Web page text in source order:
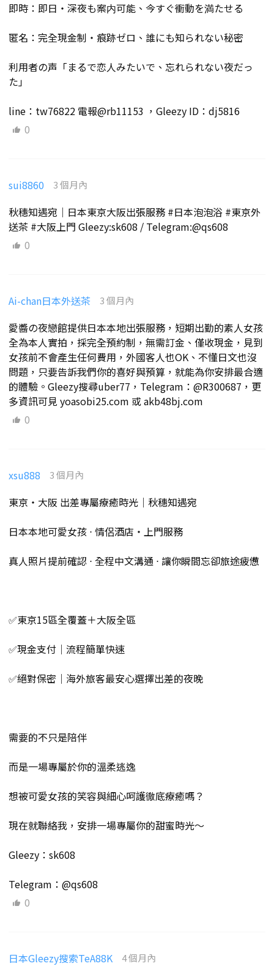
即時：即日・深夜も案内可能、今すぐ衝動を満たせる
匿名：完全現金制・痕跡ゼロ、誰にも知られない秘密
利用者の声「まるで恋人みたいで、忘れられない夜だっ
た」
line：tw76822 電報@rb11153 ，Gleezy ID：dj5816
0
sui8860 3 個月內
秋穗知遇宛｜日本東京大阪出張服務 #日本泡泡浴 #東京外
送茶 #大阪上門 Gleezy:sk608 / Telegram:@qs608
0
Ai-chan日本外送茶 3 個月內
愛醬の夜戀館提供日本本地出張服務，短期出勤的素人女孩
全為本人實拍，採完全預約制，無需訂金、僅收現金，見到
女孩前不會產生任何費用，外國客人也OK、不懂日文也沒
問題，只要告訴我們你的喜好與預算，就能為你安排最合適
的體驗。Gleezy搜尋uber77，Telegram：@R300687，更
多資訊可見 yoasobi25.com 或 akb48bj.com
0
xsu888 3 個月內
東京・大阪 出差專屬療癒時光｜秋穗知遇宛
日本本地可愛女孩 ⋅ 情侶酒店・上門服務
真人照片提前確認 ⋅ 全程中文溝通 ⋅ 讓你瞬間忘卻旅途疲憊
✅東京15區全覆蓋＋大阪全區
✅現金支付｜流程簡單快速
✅絕對保密｜海外旅客最安心選擇出差的夜晚
需要的不只是陪伴
而是一場專屬於你的溫柔逃逸
想被可愛女孩的笑容與細心呵護徹底療癒嗎？
現在就聯絡我，安排一場專屬你的甜蜜時光～
Gleezy：sk608
Telegram：@qs608
0
日本Gleezy搜索TeA88K 4 個月內